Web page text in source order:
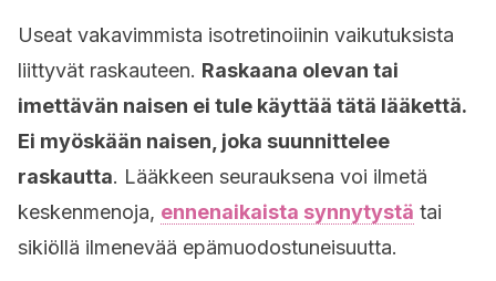
Useat vakavimmista isotretinoiinin vaikutuksista
liittyvät raskauteen. Raskaana olevan tai
imettävän naisen ei tule käyttää tätä lääkettä.
Ei myöskään naisen, joka suunnittelee
raskautta. Lääkkeen seurauksena voi ilmetä
keskenmenoja, ennenaikaista synnytystä tai
sikiöllä ilmenevää epämuodostuneisuutta.